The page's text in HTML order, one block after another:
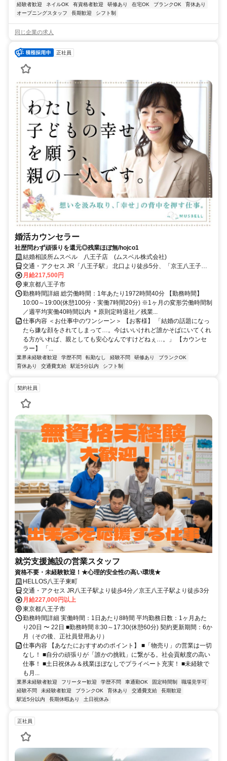
経験者歓迎
ネイルOK 有資格者歓迎 研修あり 在宅OK ブランクOK
育休あり
オープニングスタッフ
長期歓迎 シフト制
同じ企業の求人
正社員
婚活カウンセラー
社歴問わず頑張りを還元◎残業ほぼ無/hojco1
結婚相談所ムスベル 八王子店 (ムスベル株式会社)
交通・アクセス JR「八王子駅」 北口より徒歩5分、「京王八王子
駅」 西口より徒歩2分 八王子駅／西八王子駅／南大沢駅からもアクセ
ス便利♪
月給217,500円
東京都八王子市
勤務時間詳細 総労働時間：1年あたり1972時間40分 【勤務時間】
10:00～19:00(休憩100分・実働7時間20分) ※1ヶ月の変形労働時間制
／週平均実働40時間以内 ＊原則定時退社／残業...
仕事内容 ＜お仕事中のワンシーン＞ 【お客様】 「結婚の話題になっ
たら嫌な顔をされてしまって…。今はいいけれど誰かそばにいてくれ
る方がいれば、親としても安心なんですけどねぇ…。」 【カウンセ
ラー】 「...
業界未経験者歓迎 学歴不問 転勤なし 経験不問 研修あり
ブランクOK
育休あり
交通費支給 駅近5分以内 シフト制
契約社員
就労支援施設の営業スタッフ
資格不要・未経験歓迎！★心理的安全性の高い環境★
HELLOS八王子東町
交通・アクセス JR八王子駅より徒歩4分／京王八王子駅より徒歩3分
月給227,000円以上
東京都八王子市
勤務時間詳細 実働時間：1日あたり8時間 平均勤務日数：1ヶ月あた
り20日 〜 22日 ■勤務時間 8:30～17:30(休憩60分) 契約更新期間：6か
月（その後、正社員登用あり）
仕事内容 【あなたにおすすめのポイント】 ■「物売り」の営業は一切
なし！ ■自分の頑張りが「誰かの挑戦」に繋がる。社会貢献度の高い
仕事！ ■土日祝休み＆残業ほぼなしでプライベート充実！ ■未経験で
も月...
業界未経験者歓迎 フリーター歓迎 学歴不問 車通勤OK 固定時間制
職場見学可
経験不問
未経験者歓迎 ブランクOK 育休あり 交通費支給
長期歓迎
駅近5分以内
長期休暇あり 土日祝休み
正社員